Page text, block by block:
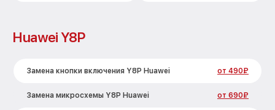
Huawei Y8P
Замена кнопки включения Y8P Huawei от 490₽
Замена микросхемы Y8P Huawei от 690₽